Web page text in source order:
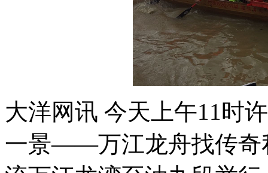
大洋网讯 今天上午11时
一景——万江龙舟找传奇